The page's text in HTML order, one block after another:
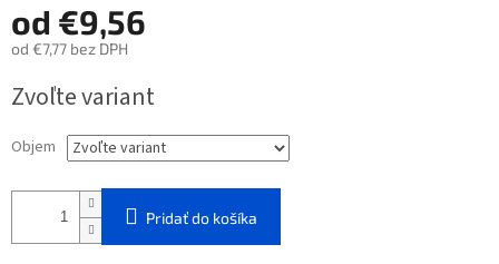
od €9,56
od €7,77 bez DPH
cena:
Zvoľte variant
Objem
Pridať do košíka